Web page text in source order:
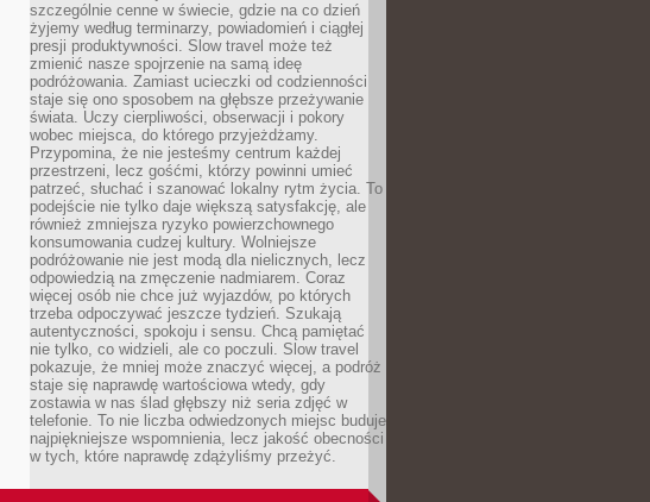
szczególnie cenne w świecie, gdzie na co dzień
żyjemy według terminarzy, powiadomień i ciągłej
presji produktywności. Slow travel może też
zmienić nasze spojrzenie na samą ideę
podróżowania. Zamiast ucieczki od codzienności
staje się ono sposobem na głębsze przeżywanie
świata. Uczy cierpliwości, obserwacji i pokory
wobec miejsca, do którego przyjeżdżamy.
Przypomina, że nie jesteśmy centrum każdej
przestrzeni, lecz gośćmi, którzy powinni umieć
patrzeć, słuchać i szanować lokalny rytm życia. To
podejście nie tylko daje większą satysfakcję, ale
również zmniejsza ryzyko powierzchownego
konsumowania cudzej kultury. Wolniejsze
podróżowanie nie jest modą dla nielicznych, lecz
odpowiedzią na zmęczenie nadmiarem. Coraz
więcej osób nie chce już wyjazdów, po których
trzeba odpoczywać jeszcze tydzień. Szukają
autentyczności, spokoju i sensu. Chcą pamiętać
nie tylko, co widzieli, ale co poczuli. Slow travel
pokazuje, że mniej może znaczyć więcej, a podróż
staje się naprawdę wartościowa wtedy, gdy
zostawia w nas ślad głębszy niż seria zdjęć w
telefonie. To nie liczba odwiedzonych miejsc buduje
najpiękniejsze wspomnienia, lecz jakość obecności
w tych, które naprawdę zdążyliśmy przeżyć.